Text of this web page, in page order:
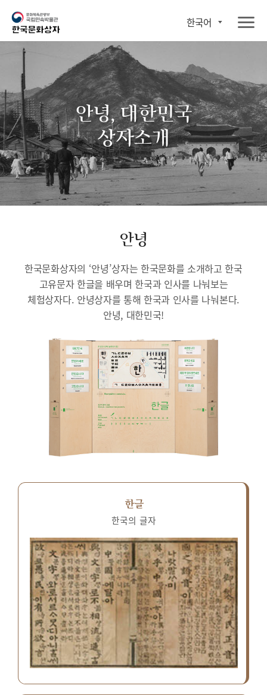
한국어
안녕, 대한민국
상자소개
안녕
한국문화상자의 ‘안녕’상자는 한국문화를 소개하고 한국
고유문자 한글을 배우며 한국과 인사를 나눠보는
체험상자다. 안녕상자를 통해 한국과 인사를 나눠본다.
안녕, 대한민국!
한글
한국의 글자